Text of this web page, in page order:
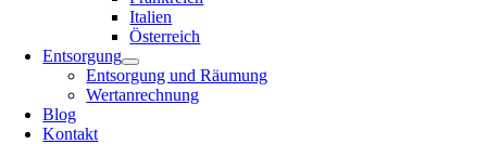
Italien
Österreich
Entsorgung
Entsorgung und Räumung
Wertanrechnung
Blog
Kontakt